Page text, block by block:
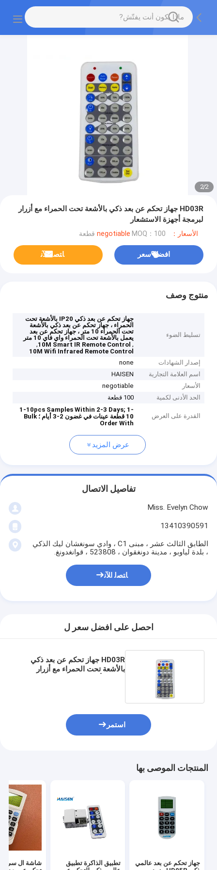
2
/
2
HD03R جهاز تحكم عن بعد ذكي بالأشعة تحت الحمراء مع أزرار
لبرمجة أجهزة الاستشعار
الأسعار：negotiable MOQ：100 قطعة
افضل سعر ﺎﺘﺼﻟ ﺍﻶﻧ
منتوج وصف
تسليط الضوء
جهاز تحكم عن بعد ذكي IP20 بالأشعة تحت
الحمراء ، جهاز تحكم عن بعد ذكي بالأشعة
تحت الحمراء 10 متر ، جهاز تحكم عن بعد
يعمل بالأشعة تحت الحمراء واي فاي 10 متر
,
10M Smart IR Remote Control
,
10M Wifi Infrared Remote Control
إصدار الشهادات
none
اسم العلامة التجارية
HAISEN
الأسعار
negotiable
الحد الأدنى لكمية
100 قطعة
القدرة على العرض
1-10pcs Samples Within 2-3 Days; 1-
10 قطعة عينات في غضون 2-3 أيام ؛
Bulk
Order With
عرض المزيد
تفاصيل الاتصال
Miss. Evelyn Chow
13410390591
الطابق الثالث عشر ، مبنى C1 ، وادي سونغشان ليك الذكي
، بلدة لياوبو ، مدينة دونغقوان ، 523808 ، قوانغدونغ.
ﺎﺘﺼﻟ ﺍﻶﻧ
احصل على افضل سعر ل
HD03R جهاز تحكم عن بعد ذكي
بالأشعة تحت الحمراء مع أزرار
استمر
المنتجات الموصى بها
جهاز تحكم عن بعد عالمي
تطبيق الذاكرة تطبيق
شاشة ال سي